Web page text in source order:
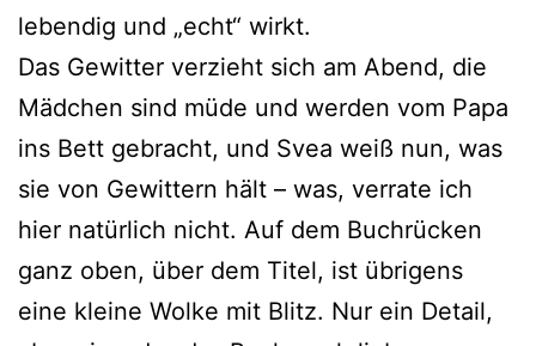
leben­dig und „echt“ wirkt.
Das Gewitter ver­zieht sich am Abend, die
Mädchen sind müde und wer­den vom Papa
ins Bett gebracht, und Svea weiß nun, was
sie von Gewittern hält – was, ver­ra­te ich
hier natür­lich nicht. Auf dem Buchrücken
ganz oben, über dem Titel, ist übri­gens
eine klei­ne Wolke mit Blitz. Nur ein Detail,